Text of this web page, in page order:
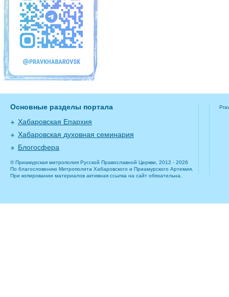
Основные разделы портала
Хабаровская Епархия
Хабаровская духовная семинария
Блогосфера
© Приамурская митрополия Русской Православной Церкви, 2012 - 2026
По благословению Митрополита Хабаровского и Приамурского Артемия.
При копировании материалов активная ссылка на сайт обязательна.